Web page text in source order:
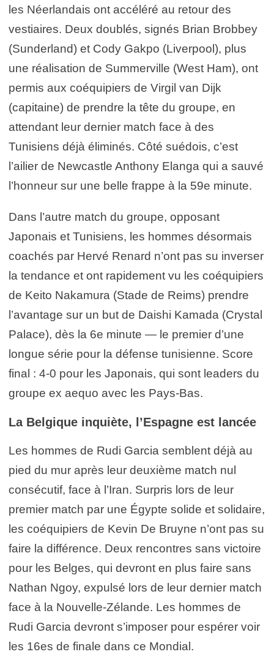
les Néerlandais ont accéléré au retour des
vestiaires. Deux doublés, signés Brian Brobbey
(Sunderland) et Cody Gakpo (Liverpool), plus
une réalisation de Summerville (West Ham), ont
permis aux coéquipiers de Virgil van Dijk
(capitaine) de prendre la tête du groupe, en
attendant leur dernier match face à des
Tunisiens déjà éliminés. Côté suédois, c’est
l’ailier de Newcastle Anthony Elanga qui a sauvé
l’honneur sur une belle frappe à la 59e minute.
Dans l’autre match du groupe, opposant
Japonais et Tunisiens, les hommes désormais
coachés par Hervé Renard n’ont pas su inverser
la tendance et ont rapidement vu les coéquipiers
de Keito Nakamura (Stade de Reims) prendre
l’avantage sur un but de Daishi Kamada (Crystal
Palace), dès la 6e minute — le premier d’une
longue série pour la défense tunisienne. Score
final : 4-0 pour les Japonais, qui sont leaders du
groupe ex aequo avec les Pays-Bas.
La Belgique inquiète, l’Espagne est lancée
Les hommes de Rudi Garcia semblent déjà au
pied du mur après leur deuxième match nul
consécutif, face à l’Iran. Surpris lors de leur
premier match par une Égypte solide et solidaire,
les coéquipiers de Kevin De Bruyne n’ont pas su
faire la différence. Deux rencontres sans victoire
pour les Belges, qui devront en plus faire sans
Nathan Ngoy, expulsé lors de leur dernier match
face à la Nouvelle-Zélande. Les hommes de
Rudi Garcia devront s’imposer pour espérer voir
les 16es de finale dans ce Mondial.